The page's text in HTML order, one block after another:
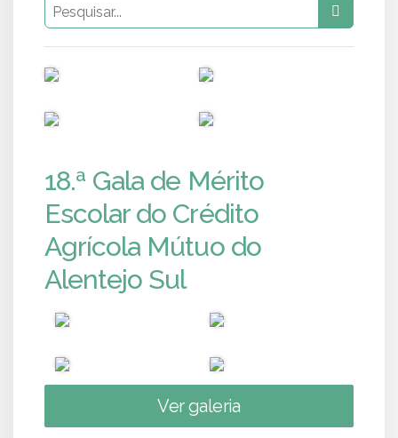
18.ª Gala de Mérito
Escolar do Crédito
Agrícola Mútuo do
Alentejo Sul
Ver galeria